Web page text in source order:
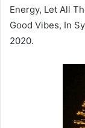
Energy, Let All
Good Vibes, In
2020.